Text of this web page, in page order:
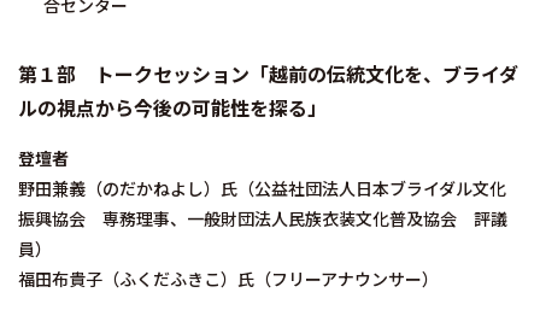
合センター
第１部 トークセッション「越前の伝統文化を、ブライダ
ルの視点から今後の可能性を探る」
登壇者
野田兼義（のだかねよし）氏（公益社団法人日本ブライダル文化
振興協会 専務理事、一般財団法人民族衣装文化普及協会 評議
員）
福田布貴子（ふくだふきこ）氏（フリーアナウンサー）